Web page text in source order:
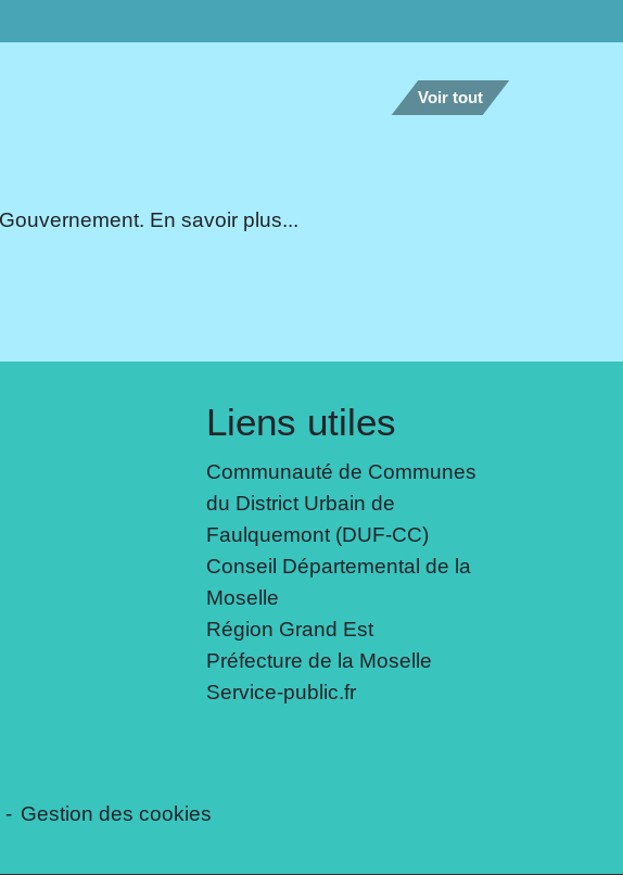
Voir tout
En savoir plus...
Liens utiles
Communauté de Communes
du District Urbain de
Faulquemont (DUF-CC)
Conseil Départemental de la
Moselle
Région Grand Est
Préfecture de la Moselle
Service-public.fr
- Gestion des cookies